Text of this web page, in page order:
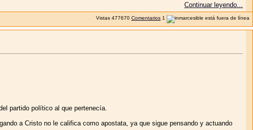
Continuar leyendo...
Vistas 477670 Comentarios 1
partido político al que pertenecía.
a Cristo no le califica como apostata, ya que sigue pensando y actuando